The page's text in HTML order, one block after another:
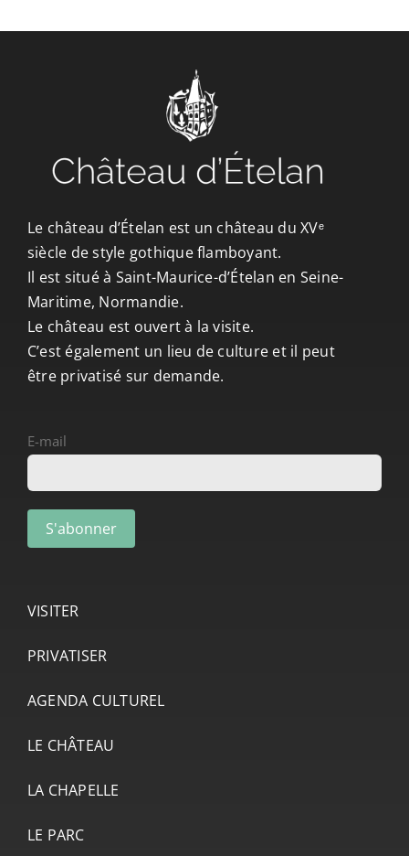
Le château d’Ételan est un château du XVᵉ
siècle de style gothique flamboyant.
Il est situé à Saint-Maurice-d’Ételan en Seine-
Maritime, Normandie.
Le château est ouvert à la visite.
C’est également un lieu de culture et il peut
être privatisé sur demande.
E-mail
VISITER
PRIVATISER
AGENDA CULTUREL
LE CHÂTEAU
LA CHAPELLE
LE PARC